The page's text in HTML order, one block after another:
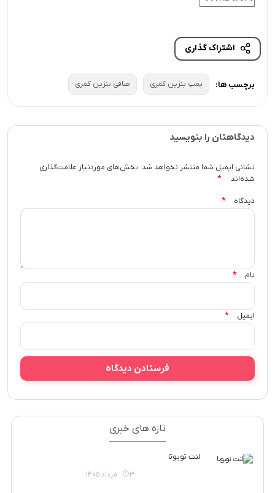
اشتراک گذاری
برچسب ها: پمپ بنزین کمری صافی بنزین کمری
دیدگاهتان را بنویسید
نشانی ایمیل شما منتشر نخواهد شد. بخش‌های موردنیاز علامت‌گذاری
شده‌اند
*
دیدگاه *
نام *
ایمیل *
تازه های خبری
لنت تویوتا
3 مرداد 1405